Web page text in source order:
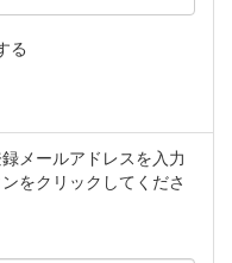
る
メールアドレスを入力
をクリックしてくださ